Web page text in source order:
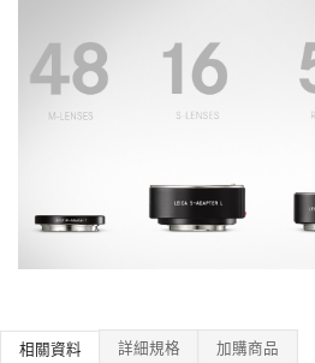
相關資料 詳細規格 加購商品